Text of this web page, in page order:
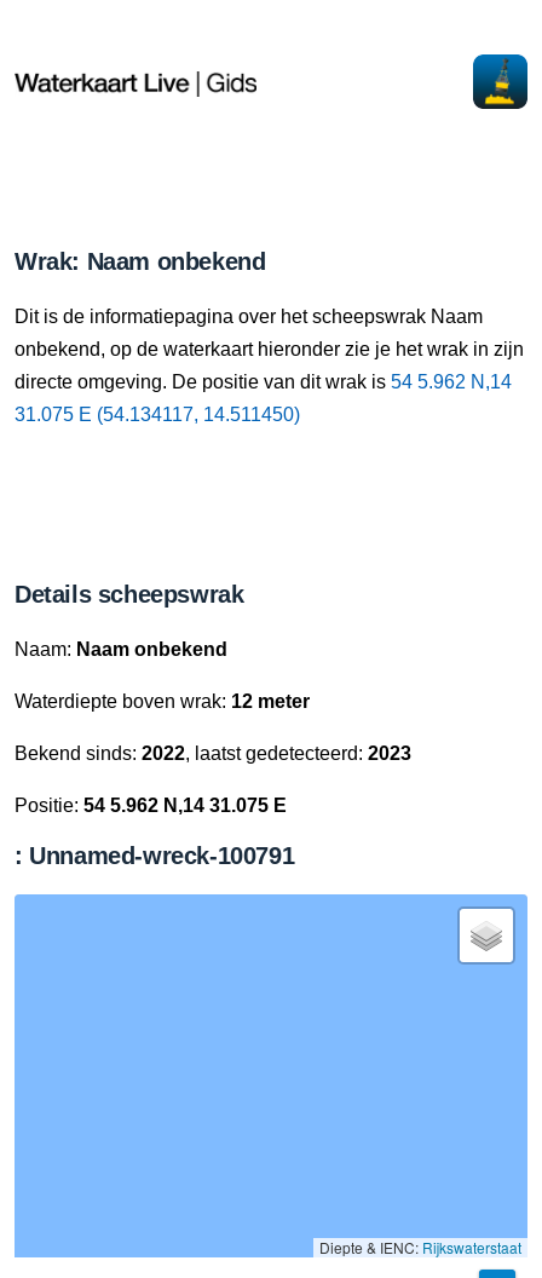
Wrak: Naam onbekend
Dit is de informatiepagina over het scheepswrak Naam
onbekend, op de waterkaart hieronder zie je het wrak in zijn
directe omgeving. De positie van dit wrak is 54 5.962 N,14
31.075 E (54.134117, 14.511450)
Details scheepswrak
Naam: Naam onbekend
Waterdiepte boven wrak: 12 meter
Bekend sinds: 2022, laatst gedetecteerd: 2023
Positie: 54 5.962 N,14 31.075 E
: Unnamed-wreck-100791
Diepte & IENC: Rijkswaterstaat